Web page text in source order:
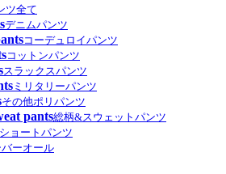
ツ全て
デニムパンツ
コーデュロイパンツ
コットンパンツ
スラックスパンツ
ミリタリーパンツ
その他ポリパンツ
pants総柄&スウェットパンツ
ショートパンツ
バーオール